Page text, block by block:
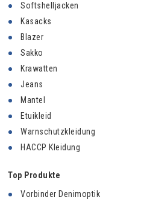
Softshelljacken
Kasacks
Blazer
Sakko
Krawatten
Jeans
Mantel
Etuikleid
Warnschutzkleidung
HACCP Kleidung
Top Produkte
Vorbinder Denimoptik